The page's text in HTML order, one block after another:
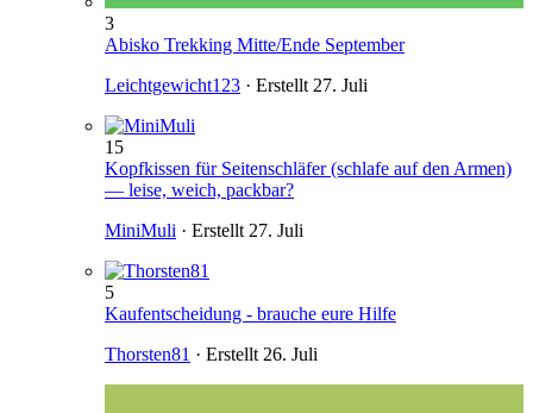
3
Abisko Trekking Mitte/Ende September
Leichtgewicht123 · Erstellt 27. Juli
15
Kopfkissen für Seitenschläfer (schlafe auf den Armen)
— leise, weich, packbar?
MiniMuli · Erstellt 27. Juli
5
Kaufentscheidung - brauche eure Hilfe
Thorsten81 · Erstellt 26. Juli